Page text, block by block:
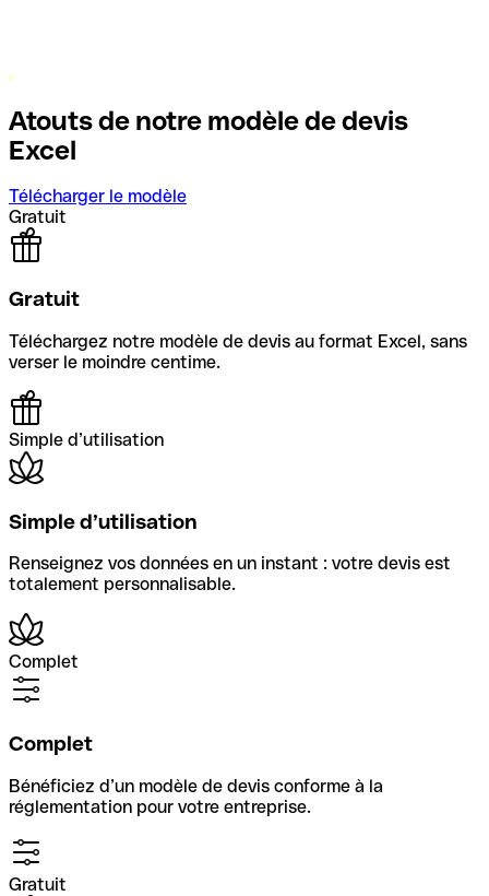
Atouts de notre modèle de devis
Excel
Télécharger le modèle
Gratuit
Gratuit
Téléchargez notre modèle de devis au format Excel, sans
verser le moindre centime.
Simple d’utilisation
Simple d’utilisation
Renseignez vos données en un instant : votre devis est
totalement personnalisable.
Complet
Complet
Bénéficiez d’un modèle de devis conforme à la
réglementation pour votre entreprise.
Gratuit